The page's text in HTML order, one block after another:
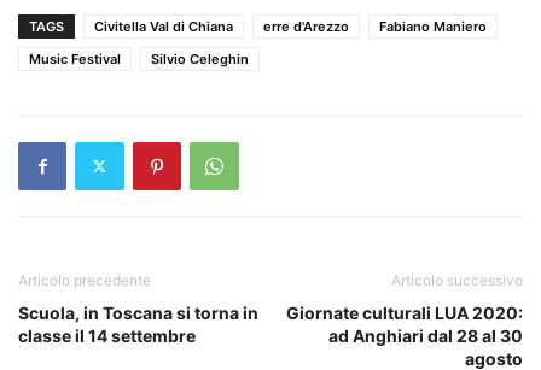
TAGS Civitella Val di Chiana erre d'Arezzo
Fabiano Maniero
Music Festival
Silvio Celeghin
Articolo precedente
Scuola, in Toscana si torna in
classe il 14 settembre
Articolo successivo
Giornate culturali LUA 2020:
ad Anghiari dal 28 al 30
agosto